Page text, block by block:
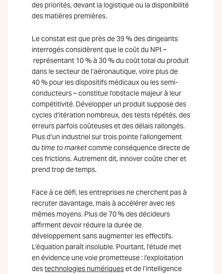
des priorités, devant la logistique ou la disponibilité
des matières premières.
Le constat est que près de 39 % des dirigeants
interrogés considèrent que le coût du NPI –
représentant 10 % à 30 % du coût total du produit
dans le secteur de l’aéronautique, voire plus de
40 % pour les dispositifs médicaux ou les semi-
conducteurs – constitue l’obstacle majeur à leur
compétitivité. Développer un produit suppose des
cycles d’itération nombreux, des tests répétés, des
erreurs parfois coûteuses et des délais rallongés.
Plus d’un industriel sur trois pointe l’allongement
du time to marketcomme conséquence directe de
ces frictions. Autrement dit, innover coûte cher et
prend trop de temps.
Face à ce défi, les entreprises ne cherchent pas à
recruter davantage, mais à accélérer avec les
mêmes moyens. Plus de 70 % des décideurs
affirment devoir réduire la durée de
développement sans augmenter les effectifs.
L’équation paraît insoluble. Pourtant, l’étude met
en évidence une voie prometteuse : l’exploitation
destechnologies numériqueset de l’intelligence